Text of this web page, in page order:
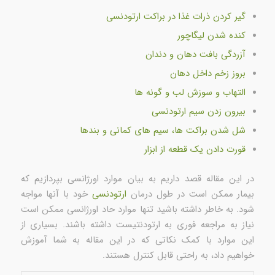
گیر کردن ذرات غذا در براکت ارتودنسی
کنده شدن لیگاچور
آزردگی بافت دهان و دندان
بروز زخم داخل دهان
التهاب و سوزش لب و گونه ها
بیرون زدن سیم ارتودنسی
شل شدن براکت ها، سیم های کمانی و بندها
قورت دادن یک قطعه از ابزار
در این مقاله قصد داریم به بیان موارد اورژانسی بپردازیم که
بیمار ممکن است در طول درمان ارتودنسیخود با آنها مواجه
شود. به خاطر داشته باشید تنها موارد حاد اورژانسی ممکن است
نیاز به مراجعه فوری به ارتودنتیست داشته باشند. بسیاری از
این موارد با کمک نکاتی که در این مقاله به شما آموزش
خواهیم داد، به راحتی قابل کنترل هستند.